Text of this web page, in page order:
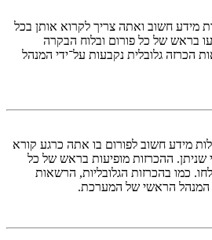
מידע חשוב ואתה צריך לקרוא אותן בכל
בראש של כל פורום ובלוח הבקרה
גלובלית נקבעות על־ידי המנהל
מידע חשוב לפורום בו אתה כרגע קורא
שניתן. ההכרזות מופיעות בראש של כל
כמו בהכרזות הגלובליות, הרשאות
המנהל הראשי של המערכת.